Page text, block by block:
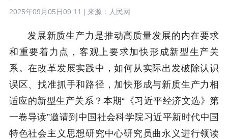
2025年09月05日09:11 | 来源： 人民网
发展新质生产力是推动高质量发展的内在要求
和重要着力点，客观上要求加快形成新型生产关
系。在改革发展实践中，如何从实际出发破除认识
误区、找准抓手和路径，加快形成与新质生产力相
适应的新型生产关系？本期“《习近平经济文选》第
一卷导读”邀请到中国社会科学院习近平新时代中国
特色社会主义思想研究中心研究员曲永义进行领读